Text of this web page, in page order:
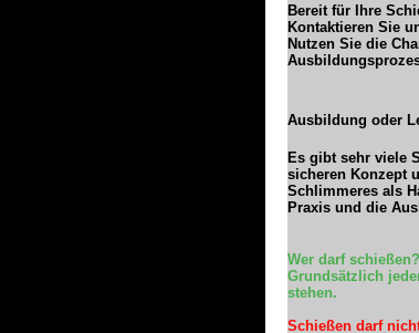
Bereit für Ihre
Kontaktieren Sie
Nutzen Sie die
Ausbildung oder
Es gibt sehr viele
sicheren Konzept
Schlimmeres als
Praxis und die
Wer darf schießen?
Grundsätzlich
stehen.
Schießen darf